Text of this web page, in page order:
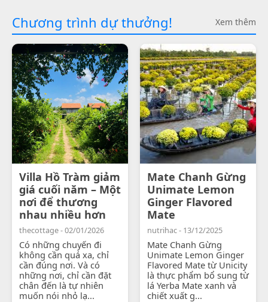
Chương trình dự thưởng! Xem thêm
Villa Hồ Tràm giảm
giá cuối năm – Một
nơi để thương
nhau nhiều hơn
thecottage - 02/01/2026
Có những chuyến đi
không cần quá xa, chỉ
cần đúng nơi. Và có
những nơi, chỉ cần đặt
chân đến là tự nhiên
muốn nói nhỏ lạ...
Mate Chanh Gừng
Unimate Lemon
Ginger Flavored
Mate
nutrihac - 13/12/2025
Mate Chanh Gừng
Unimate Lemon Ginger
Flavored Mate từ Unicity
là thực phẩm bổ sung từ
lá Yerba Mate xanh và
chiết xuất g...